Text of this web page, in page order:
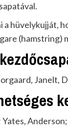
a hüvelykujját,
(hamstring)
Janelt,